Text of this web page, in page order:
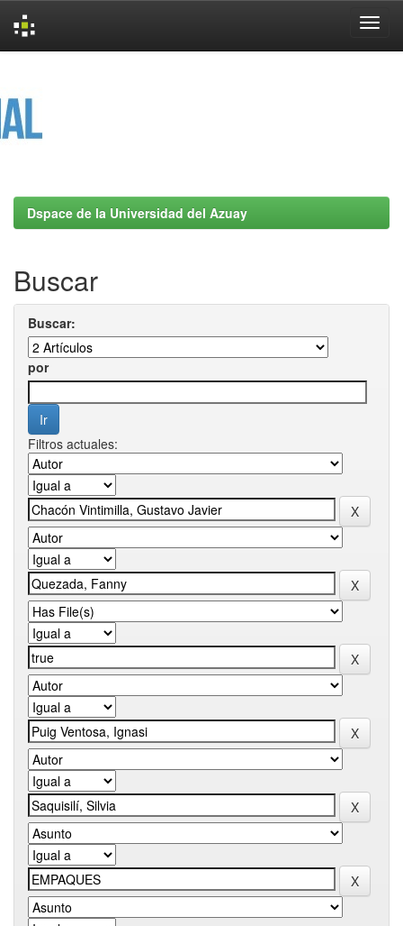
Dspace de la Universidad del Azuay
Buscar
Buscar:
por
Filtros actuales: